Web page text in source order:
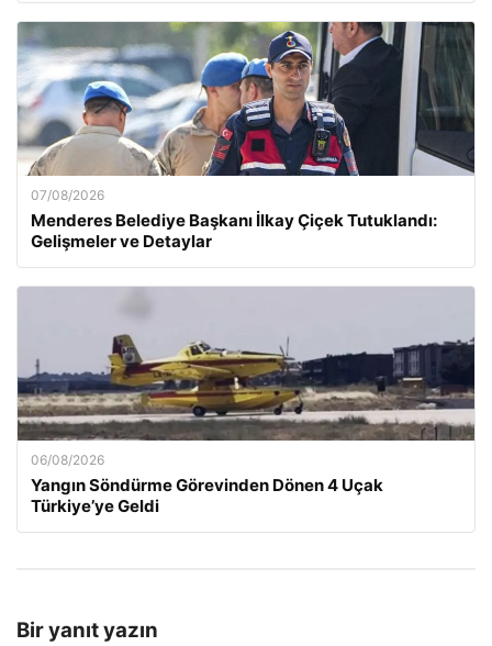
07/08/2026
Menderes Belediye Başkanı İlkay Çiçek Tutuklandı:
Gelişmeler ve Detaylar
06/08/2026
Yangın Söndürme Görevinden Dönen 4 Uçak
Türkiye’ye Geldi
Bir yanıt yazın